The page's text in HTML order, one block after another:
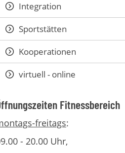
Integration
Sportstätten
Kooperationen
virtuell - online
Fitnessbereich
freitags:
- 20.00 Uhr,